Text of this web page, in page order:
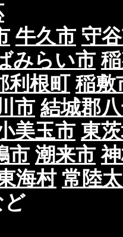
牛久市 守
みらい市
利根町 稲敷
市 結城郡
美玉市 東
市 潮来市
海村 常陸
ど